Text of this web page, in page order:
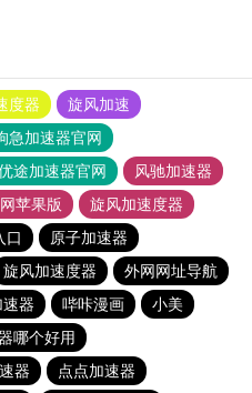
度器
旋风加速
急加速器官网
途加速器官网
风驰加速器
苹果版
旋风加速度器
口
原子加速器
旋风加速度器
外网网址导航
器 哔咔漫画
小美
哪个好用
器
点点加速器